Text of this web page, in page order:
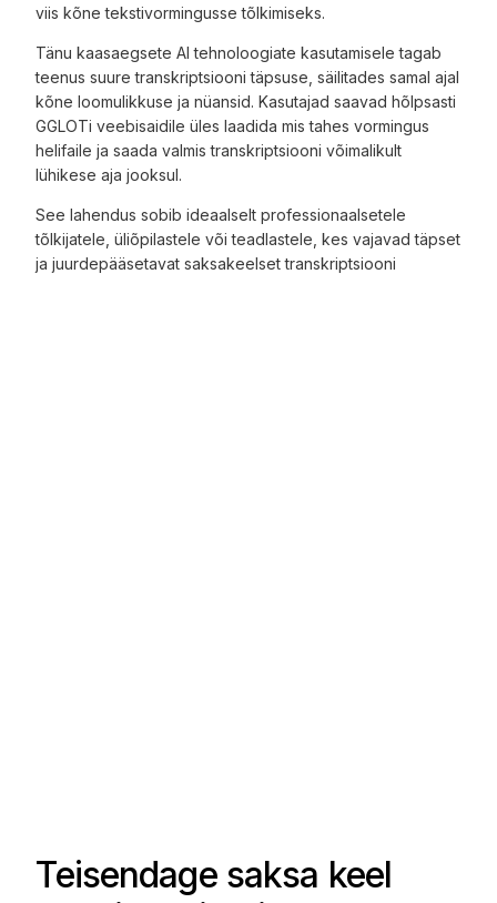
viis kõne tekstivormingusse tõlkimiseks.
Tänu kaasaegsete AI tehnoloogiate kasutamisele tagab
teenus suure transkriptsiooni täpsuse, säilitades samal ajal
kõne loomulikkuse ja nüansid. Kasutajad saavad hõlpsasti
GGLOTi veebisaidile üles laadida mis tahes vormingus
helifaile ja saada valmis transkriptsiooni võimalikult
lühikese aja jooksul.
See lahendus sobib ideaalselt professionaalsetele
tõlkijatele, üliõpilastele või teadlastele, kes vajavad täpset
ja juurdepääsetavat saksakeelset transkriptsiooni
Teisendage saksa keel